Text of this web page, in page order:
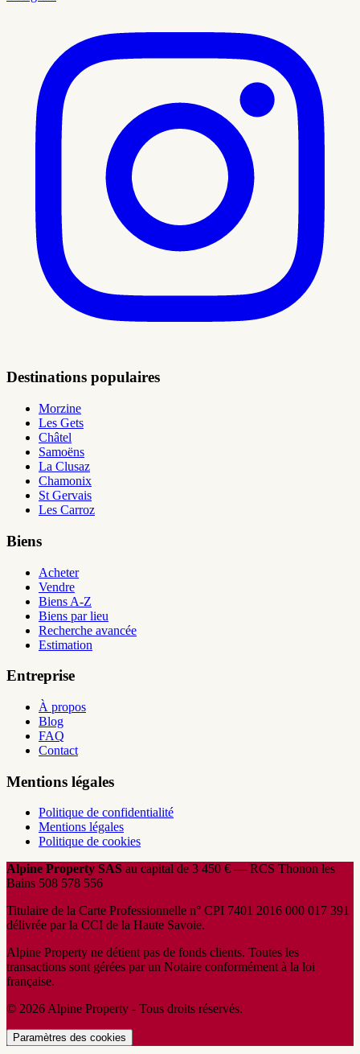
Destinations populaires
Morzine
Les Gets
Châtel
Samoëns
La Clusaz
Chamonix
St Gervais
Les Carroz
Biens
Acheter
Vendre
Biens A-Z
Biens par lieu
Recherche avancée
Estimation
Entreprise
À propos
Blog
FAQ
Contact
Mentions légales
Politique de confidentialité
Mentions légales
Politique de cookies
Alpine Property SAS au capital de 3 450 € — RCS Thonon les
Bains 508 578 556
Titulaire de la Carte Professionnelle n° CPI 7401 2016 000 017 391
délivrée par la CCI de la Haute Savoie.
Alpine Property ne détient pas de fonds clients. Toutes les
transactions sont gérées par un Notaire conformément à la loi
française.
© 2026 Alpine Property - Tous droits réservés.
Paramètres des cookies